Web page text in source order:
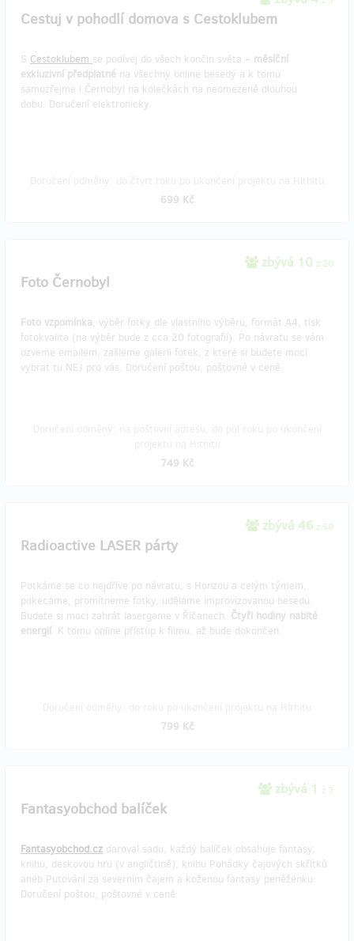
Cestuj v pohodlí domova s Cestoklubem
S Cestoklubem se podívej do všech končin světa – měsíční
exkluzivní předplatné na všechny online besedy a k tomu
samozřejme i Černobyl na kolečkách na neomezeně dlouhou
dobu. Doručení elektronicky.
699 Kč
zbývá 10 z 20
Foto Černobyl
Foto vzpomínka, výběr fotky dle vlastního výběru, formát A4, tisk
fotokvalita (na výběr bude z cca 20 fotografií). Po návratu se vám
ozveme emailem, zašleme galerii fotek, z které si budete moci
vybrat tu NEJ pro vás. Doručení poštou, poštovné v ceně.
749 Kč
zbývá 46 z 50
Radioactive LASER párty
Potkáme se co nejdříve po návratu, s Honzou a celým týmem,
pokecáme, promítneme fotky, uděláme improvizovanou besedu.
Budete si moci zahrát lasergame v Říčanech. Čtyři hodiny nabité
energií. K tomu online přístup k filmu, až bude dokončen.
799 Kč
zbývá 1 z 3
Fantasyobchod balíček
Fantasyobchod.cz daroval sadu, každý balíček obsahuje fantasy,
knihu, deskovou hru (v angličtině), knihu Pohádky čajových skřítků
aneb Putování za severním čajem a koženou fantasy peněženku.
Doručení poštou, poštovné v ceně.